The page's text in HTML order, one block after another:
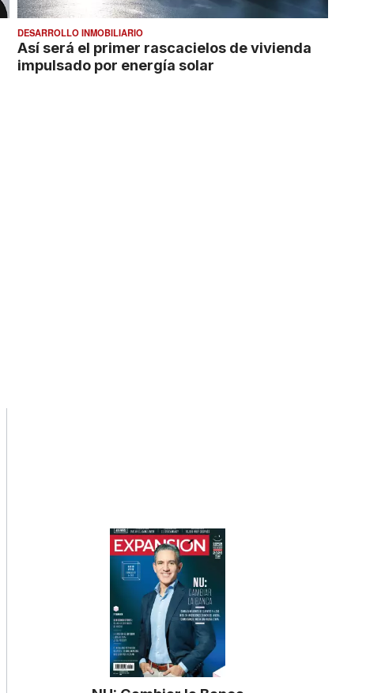
DESARROLLO INMOBILIARIO
Así será el primer rascacielos de vivienda
impulsado por energía solar